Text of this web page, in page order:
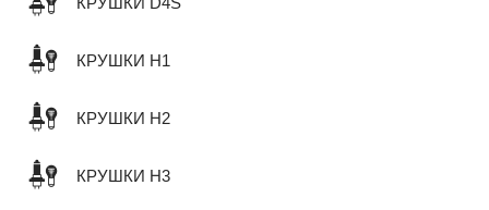
КРУШКИ H1
КРУШКИ H2
КРУШКИ H3